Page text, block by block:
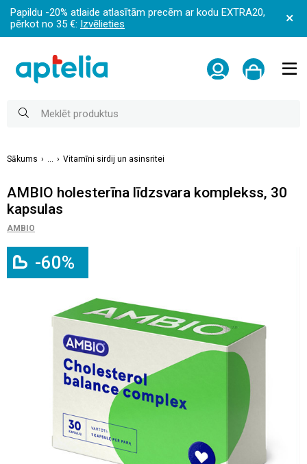
Papildu -20% atlaide atlasītām precēm ar kodu EXTRA20,
pērkot no 35 €: Izvēlieties
Sākums Vitamīni sirdij un asinsritei
AMBIO holesterīna līdzsvara komplekss, 30
kapsulas
AMBIO
-60%